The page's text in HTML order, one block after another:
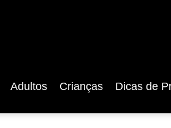
Adultos Crianças Dicas de